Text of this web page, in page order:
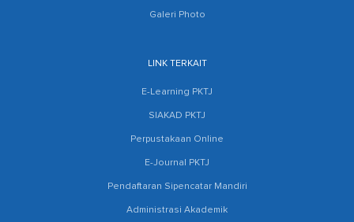
Galeri Photo
LINK TERKAIT
E-Learning PKTJ
SIAKAD PKTJ
Perpustakaan Online
E-Journal PKTJ
Pendaftaran Sipencatar Mandiri
Administrasi Akademik